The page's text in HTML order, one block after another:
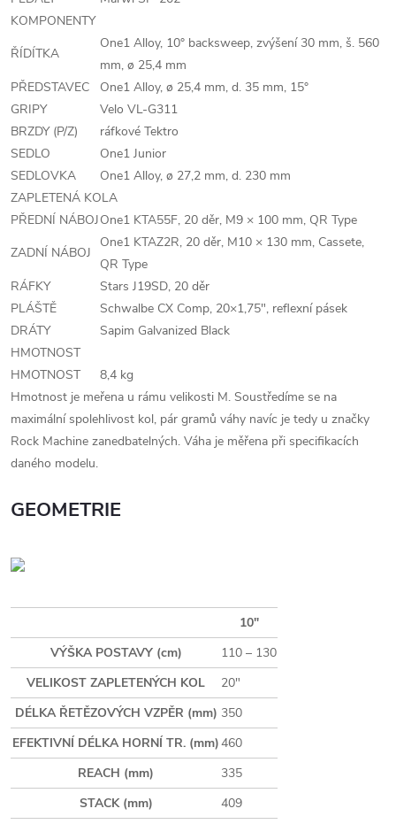
KOMPONENTY
ŘÍDÍTKA
One1 Alloy, 10° backsweep, zvýšení 30 mm, š. 560
mm, ø 25,4 mm
PŘEDSTAVEC
One1 Alloy, ø 25,4 mm, d. 35 mm, 15°
GRIPY
Velo VL-G311
BRZDY (P/Z)
ráfkové Tektro
SEDLO
One1 Junior
SEDLOVKA
One1 Alloy, ø 27,2 mm, d. 230 mm
ZAPLETENÁ KOLA
PŘEDNÍ NÁBOJOne1 KTA55F, 20 děr, M9 × 100 mm, QR Type
ZADNÍ NÁBOJ
One1 KTAZ2R, 20 děr, M10 × 130 mm, Cassete,
QR Type
RÁFKY
Stars J19SD, 20 děr
PLÁŠTĚ
Schwalbe CX Comp, 20×1,75", reflexní pásek
DRÁTY
Sapim Galvanized Black
HMOTNOST
HMOTNOST
8,4 kg
Hmotnost je meřena u rámu velikosti M. Soustředíme se na
maximální spolehlivost kol, pár gramů váhy navíc je tedy u značky
Rock Machine zanedbatelných. Váha je měřena při specifikacích
daného modelu.
GEOMETRIE
10"
VÝŠKA POSTAVY (cm)
110 – 130
VELIKOST ZAPLETENÝCH KOL
20"
DÉLKA ŘETĚZOVÝCH VZPĚR (mm) 350
EFEKTIVNÍ DÉLKA HORNÍ TR. (mm)460
REACH (mm)
335
STACK (mm)
409